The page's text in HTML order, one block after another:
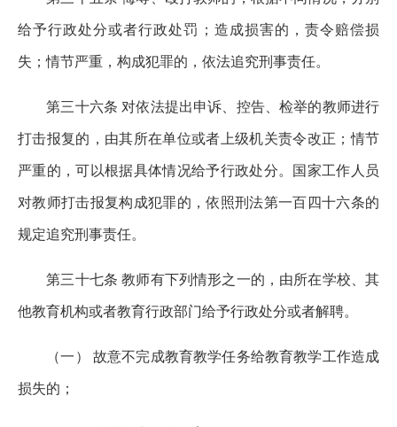
给予行政处分或者行政处罚；造成损害的，责令赔偿损
失；情节严重，构成犯罪的，依法追究刑事责任。
第三十六条 对依法提出申诉、控告、检举的教师进行
打击报复的，由其所在单位或者上级机关责令改正；情节
严重的，可以根据具体情况给予行政处分。国家工作人员
对教师打击报复构成犯罪的，依照刑法第一百四十六条的
规定追究刑事责任。
第三十七条 教师有下列情形之一的，由所在学校、其
他教育机构或者教育行政部门给予行政处分或者解聘。
（一） 故意不完成教育教学任务给教育教学工作造成
损失的；